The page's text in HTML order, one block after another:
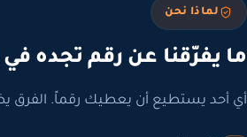
لماذا نحن
عن رقم تجده في
يستطيع أن يعطيك رقماً. الفرق يظهر